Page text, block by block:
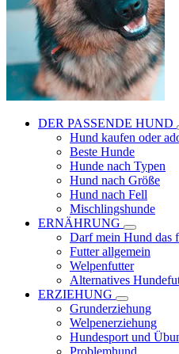
DER PASSENDE HUND
Hund kaufen oder
Beste Hunde
Hunde nach Typen
Hund nach Größe
Hund nach Fell
Mischlingshunde
ERNÄHRUNG
Darf mein Hund das
Futter allgemein
Welpenfutter
Alternatives
ERZIEHUNG
Grunderziehung
Welpenerziehung
Hundesport und
Problemhund